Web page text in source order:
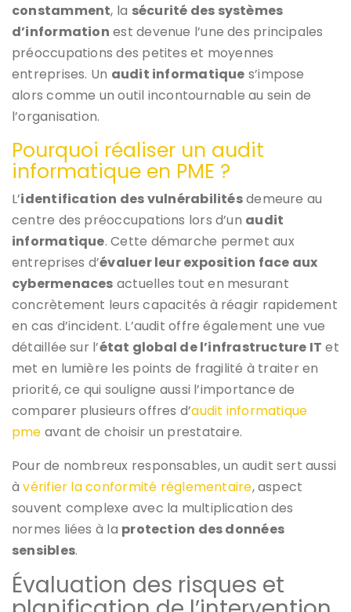
constamment, la sécurité des systèmes
d’information est devenue l’une des principales
préoccupations des petites et moyennes
entreprises. Un audit informatique s’impose
alors comme un outil incontournable au sein de
l’organisation.
Pourquoi réaliser un audit
informatique en PME ?
L’identification des vulnérabilitésdemeure au
centre des préoccupations lors d’un audit
informatique. Cette démarche permet aux
entreprises d’évaluer leur exposition face aux
cybermenaces actuelles tout en mesurant
concrètement leurs capacités à réagir rapidement
en cas d’incident. L’audit offre également une vue
détaillée sur l’état global de l’infrastructure IT et
met en lumière les points de fragilité à traiter en
priorité, ce qui souligne aussi l’importance de
comparer plusieurs offres d’audit informatique
pme avant de choisir un prestataire.
Pour de nombreux responsables, un audit sert aussi
àvérifier la conformité réglementaire, aspect
souvent complexe avec la multiplication des
normes liées à la protection des données
sensibles.
Évaluation des risques et